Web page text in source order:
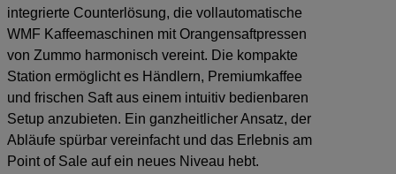
integrierte Counterlösung, die vollautomatische
WMF Kaffeemaschinen mit Orangensaftpressen
von Zummo harmonisch vereint. Die kompakte
Station ermöglicht es Händlern, Premiumkaffee
und frischen Saft aus einem intuitiv bedienbaren
Setup anzubieten. Ein ganzheitlicher Ansatz, der
Abläufe spürbar vereinfacht und das Erlebnis am
Point of Sale auf ein neues Niveau hebt.